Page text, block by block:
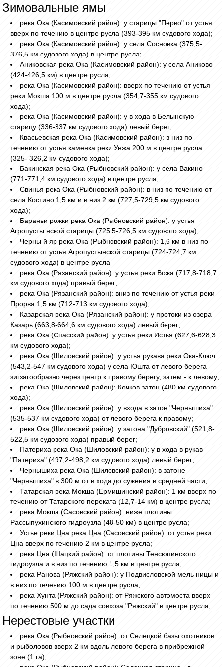
Зимовальные ямы
река Ока (Касимовский район): у старицы "Перво" от устья
вверх по течению в центре русла (393-395 км судового хода);
река Ока (Касимовский район): у села Сосновка (375,5-
376,5 км судового хода) в центре русла;
Аниковская река Ока (Касимовский район): у села Аниково
(424-426,5 км) в центре русла;
река Ока (Касимовский район): вверх по течению от устья
реки Мокша 100 м в центре русла (354,7-355 км судового
хода);
река Ока (Касимовский район): у в хода в Белынскую
старицу (336-337 км судового хода) левый берег;
Квасьевская река Ока (Касимовский район): в низ по
течению от устья каменка реки Унжа 200 м в центре русла
(325- 326,2 км судового хода);
Бакинская река Ока (Рыбновский район): у села Вакино
(771-771,4 км судового хода) в центре русла;
Свинья река Ока (Рыбновский район): в низ по течению от
села Костино 1,5 км и в низ 2 км (727,5-729,5 км судового
хода);
Бараньи рожки река Ока (Рыбновский район): у устья
Агропусты нской старицы (725,5-726,5 км судового хода);
Черны й яр река Ока (Рыбновский район): 1,6 км в низ по
течению от устья Агропустынской старицы (724-724,7 км
судового хода) в центре русла;
река Ока (Рязанский район): у устья реки Вожа (717,8-718,7
км судового хода) правый берег;
река Ока (Рязанский район): вниз по течению от устья реки
Прорва 1,5 км (712-713 км судового хода);
Казарская река Ока (Рязанский район): у протоки из озера
Казарь (663,8-664,6 км судового хода) левый берег;
река Ока (Спасский район): у устья реки Истья (627,6-628,3
км судового хода);
река Ока (Шиловский район): у устья рукава реки Ока-Ключ
(543,2-547 км судового хода) у села Юшта от левого берега
зигзагообразно через центр к правому берегу, затем - к левому;
река Ока (Шиловский район): Кочков затон (480 км судового
хода);
река Ока (Шиловский район): у входа в затон "Чернышиха"
(535-537 км судового хода) от левого берега к правому;
река Ока (Шиловский район): у затона "Дубровский" (521,8-
522,5 км судового хода) правый берег;
Патериха река Ока (Шиловский район): у в хода в рукав
"Патериха" (497,2-498,2 км судового хода) левый берег;
Чернышиха река Ока (Шиловский район): в затоне
"Чернышиха" в 300 м от в хода до сужения в средней части;
Татарская река Мокша (Ермишинский район): 1 км вверх по
течению от Татарского переката (12,7-14 км) в центре русла;
река Мокша (Сасовский район): ниже плотины
Рассыпухинского гидроузла (48-50 км) в центре русла;
Устье реки Цна река Цна (Сасовский район): от устья реки
Цна вверх по течению 2 км в центре русла;
река Цна (Шацкий район): от плотины Тенсюпинского
гидроузла и в низ по течению 1,5 км в центре русла;
река Ранова (Ряжский район): у Подвисловской мель ницы и
в низ по течению 100 м в центре русла;
река Хунта (Ряжский район): от Ряжского автомоста вверх
по течению 500 м до сада совхоза "Ряжский" в центре русла;
Нерестовые участки
река Ока (Рыбновский район): от Селецкой базы охотников
и рыболовов вверх 2 км вдоль левого берега в прибрежной
зоне (1 га);